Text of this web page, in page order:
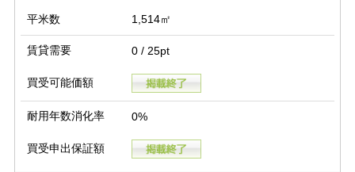
平米数 1,514㎡
賃貸需要 0 / 25pt
買受可能価額
耐用年数消化率 0%
買受申出保証額